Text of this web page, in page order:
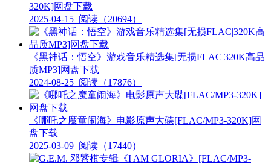
320K]网盘下载
2025-04-15 阅读（20694）
《黑神话：悟空》游戏音乐精选集[无损FLAC|320K高品
质MP3]网盘下载
2024-08-25 阅读（17876）
《哪吒之魔童闹海》电影原声大碟[FLAC/MP3-320K]网
盘下载
2025-03-09 阅读（17440）